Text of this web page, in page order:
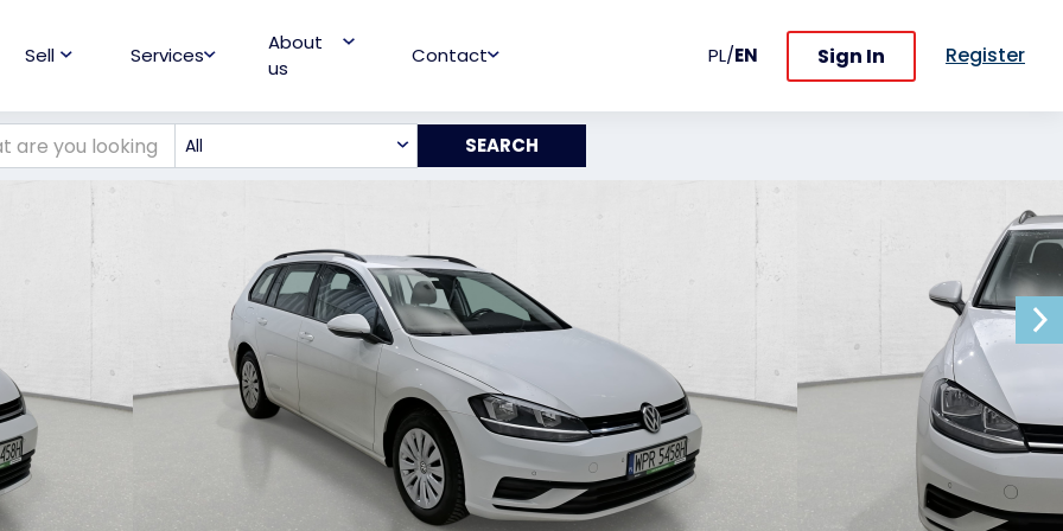
Sell Services
About
us
Contact PL/EN Sign In Register
All